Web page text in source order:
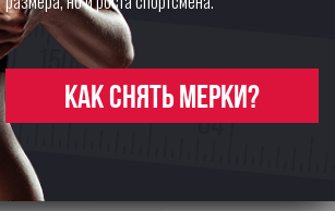
Как снять мерки?